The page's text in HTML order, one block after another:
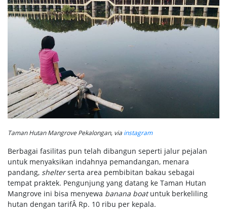
Taman Hutan Mangrove Pekalongan, via instagram
Berbagai fasilitas pun telah dibangun seperti jalur pejalan
untuk menyaksikan indahnya pemandangan, menara
pandang, shelterserta area pembibitan bakau sebagai
tempat praktek. Pengunjung yang datang ke Taman Hutan
Mangrove ini bisa menyewa banana boatuntuk berkeliling
hutan dengan tarifÂ Rp. 10 ribu per kepala.